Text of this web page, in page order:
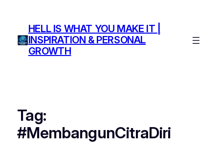
HELL IS WHAT YOU MAKE IT |
INSPIRATION & PERSONAL
GROWTH
Tag:
#MembangunCitraDiri